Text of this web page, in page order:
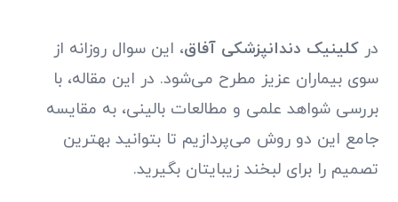
درکلینیک دندانپزشکی آفاق، این سوال روزانه از
سوی بیماران عزیز مطرح می‌شود. در این مقاله، با
بررسی شواهد علمی و مطالعات بالینی، به مقایسه
جامع این دو روش می‌پردازیم تا بتوانید بهترین
تصمیم را برای لبخند زیبایتان بگیرید.